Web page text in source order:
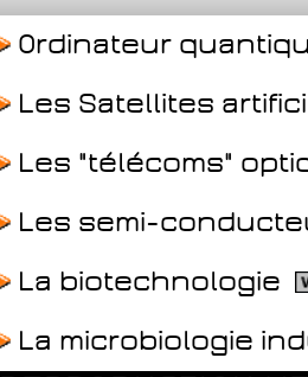
Ordinateur
Les Satellites
Les "télécoms"
Les semi-
La biotechnologie
La microbiologie